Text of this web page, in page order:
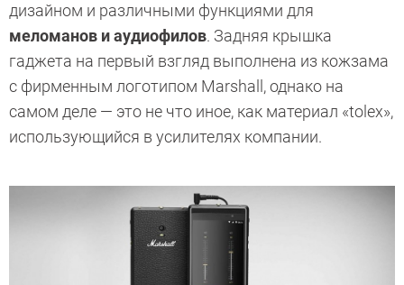
дизайном и различными функциями для
меломанов и аудиофилов. Задняя крышка
гаджета на первый взгляд выполнена из кожзама
с фирменным логотипом Marshall, однако на
самом деле — это не что иное, как материал «tolex»,
использующийся в усилителях компании.